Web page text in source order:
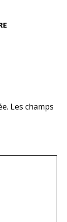
Les champs